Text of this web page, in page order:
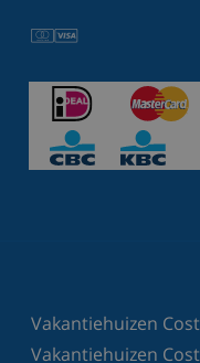
Vakantiehuizen
Vakantiehuizen